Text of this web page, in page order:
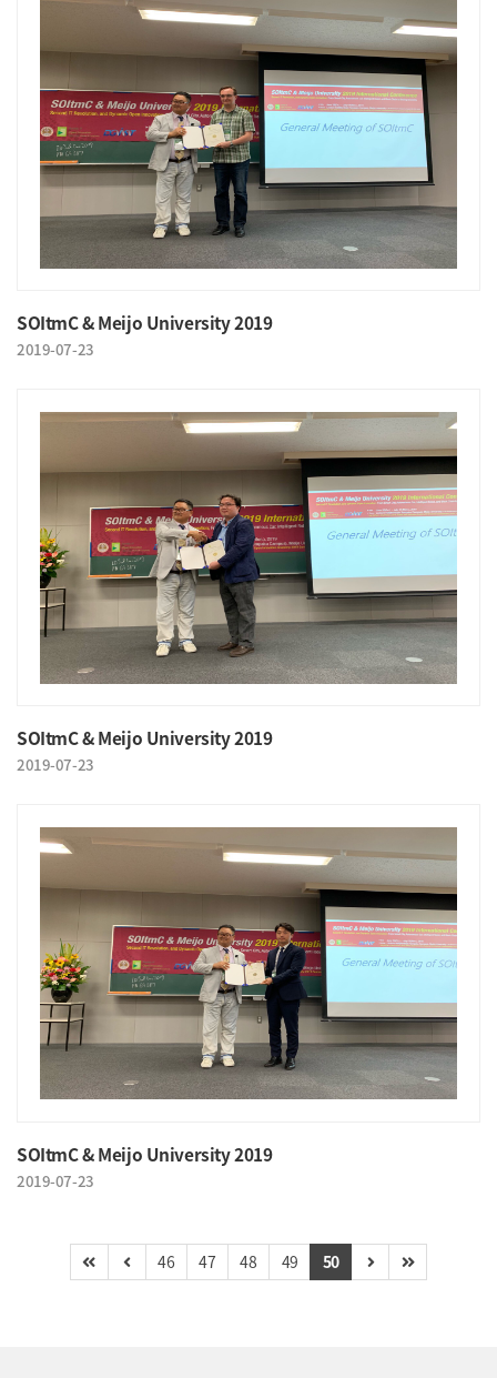
SOItmC & Meijo University 2019
2019-07-23
SOItmC & Meijo University 2019
2019-07-23
SOItmC & Meijo University 2019
2019-07-23
46 47 48 49 50